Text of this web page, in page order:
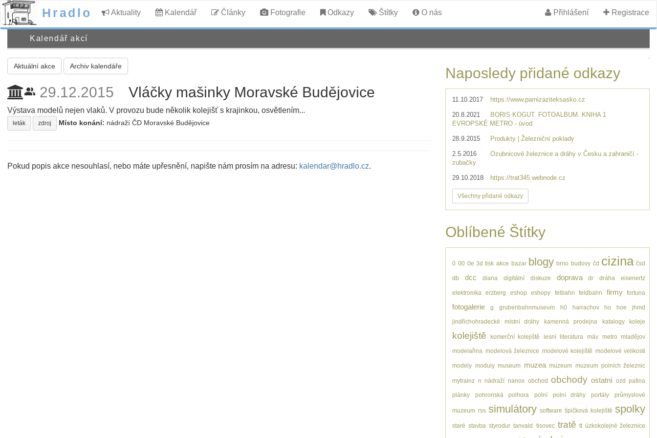
Hradlo Aktuality Kalendář Články Fotografie Odkazy Štítky O nás Přihlášení Registrace
Kalendář akcí
Aktuální akce Archiv kalendáře
people_alt 29.12.2015 Vláčky mašinky Moravské Budějovice
Výstava modelů nejen vlaků. V provozu bude několik kolejišť s krajinkou, osvětlením...
leták zdroj Místo konání: nádraží ČD Moravské Budějovice
Pokud popis akce nesouhlasí, nebo máte upřesnění, napište nám prosím na adresu: kalendar@hradlo.cz.
Naposledy přidané odkazy
11.10.2017 https://www.parnizaziteksasko.cz
20.8.2021
BORIS KOGUT. FOTOALBUM. KNIHA 1
EVROPSKÉ METRO - úvod
28.9.2015 Produkty | Železniční poklady
2.5.2016
Ozubnicové železnice a dráhy v Česku a zahraničí -
zubačky
29.10.2018 https://trat345.webnode.cz
Všechny přidané odkazy
Oblíbené Štítky
0 00 0e 3d tisk akce bazar blogy brno budovy čd cizina čsd
db dcc diana digitální diskuze doprava dr dráha eisenertz
elektronika erzberg eshop eshopy felbahn feldbahn firmy fortuna
fotogalerie g grubenbahnmuseum h0 harrachov ho hoe jhmd
jindřichohradecké místní dráhy kamenná prodejna katalogy koleje
kolejiště komerční kolejiště lesní literatura máv metro mladějov
modelařina modelová železnice modelové kolejiště modelové velikosti
modely moduly museum muzea muzeum muzeum polních železnic
mytrainz n nádraží nanox obchod obchody ostatní ozd patina
plánky pohronská polhora polní polní dráhy portály průmyslové
muzeum rss simulátory software špičková kolejiště spolky
staré stavba styrodur tanvald tisovec tratě tt úzkokolejné železnice